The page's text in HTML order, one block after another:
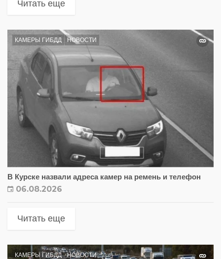
Читать еще
КАМЕРЫ ГИБДД НОВОСТИ
В Курске назвали адреса камер на ремень и телефон
06.08.2026
Читать еще
КАМЕРЫ ГИБДД НОВОСТИ